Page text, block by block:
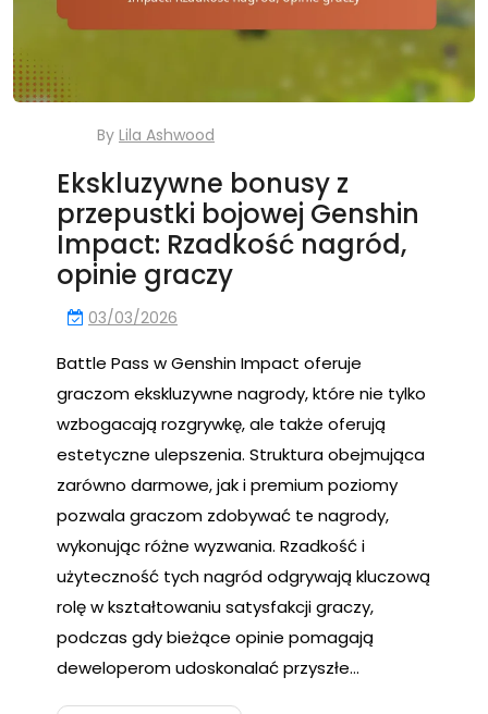
By Lila Ashwood
Ekskluzywne bonusy z
przepustki bojowej Genshin
Impact: Rzadkość nagród,
opinie graczy
03/03/2026
Battle Pass w Genshin Impact oferuje
graczom ekskluzywne nagrody, które nie tylko
wzbogacają rozgrywkę, ale także oferują
estetyczne ulepszenia. Struktura obejmująca
zarówno darmowe, jak i premium poziomy
pozwala graczom zdobywać te nagrody,
wykonując różne wyzwania. Rzadkość i
użyteczność tych nagród odgrywają kluczową
rolę w kształtowaniu satysfakcji graczy,
podczas gdy bieżące opinie pomagają
deweloperom udoskonalać przyszłe…